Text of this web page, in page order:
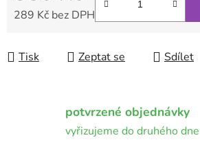
289 Kč bez DPH
Tisk Zeptat se Sdílet
potvrzené objednávky
vyřizujeme do druhého dne